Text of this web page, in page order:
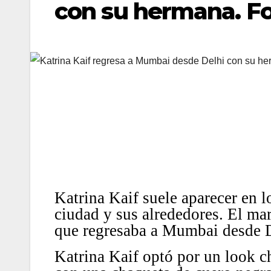
con su hermana.
Katrina Kaif suele aparecer en
ciudad y sus alrededores. El
que regresaba a Mumbai
Katrina Kaif optó por un look